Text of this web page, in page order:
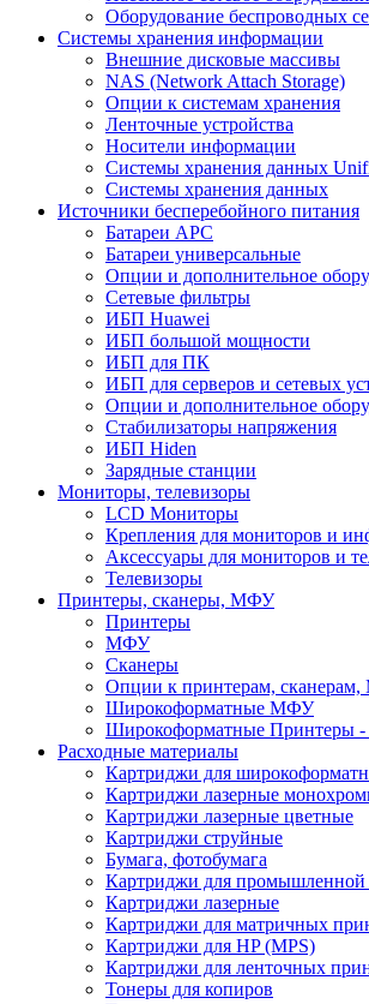
Оборудование беспроводных
Системы хранения информации
Внешние дисковые массивы
NAS (Network Attach Storage)
Опции к системам хранения
Ленточные устройства
Носители информации
Системы хранения данных
Системы хранения данных
Источники бесперебойного питания
Батареи APC
Батареи универсальные
Опции и дополнительное
Сетевые фильтры
ИБП Huawei
ИБП большой мощности
ИБП для ПК
ИБП для серверов и сетевых
Опции и дополнительное
Стабилизаторы напряжения
ИБП Hiden
Зарядные станции
Мониторы, телевизоры
LCD Мониторы
Крепления для мониторов и
Аксессуары для мониторов и
Телевизоры
Принтеры, сканеры, МФУ
Принтеры
МФУ
Сканеры
Опции к принтерам,
Широкоформатные МФУ
Широкоформатные Принтеры -
Расходные материалы
Картриджи для
Картриджи лазерные
Картриджи лазерные цветные
Картриджи струйные
Бумага, фотобумага
Картриджи для промышленной
Картриджи лазерные
Картриджи для матричных
Картриджи для HP (MPS)
Картриджи для ленточных
Тонеры для копиров